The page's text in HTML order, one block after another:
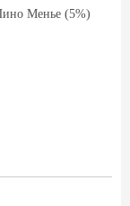
Менье (5%)